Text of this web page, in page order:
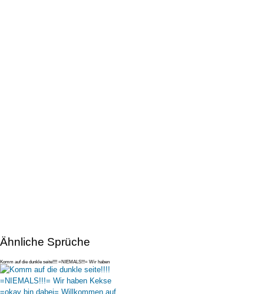
Ähnliche Sprüche
Komm auf die dunkle seite!!!! =NIEMALS!!!= Wir haben
Kekse =okay bin dab